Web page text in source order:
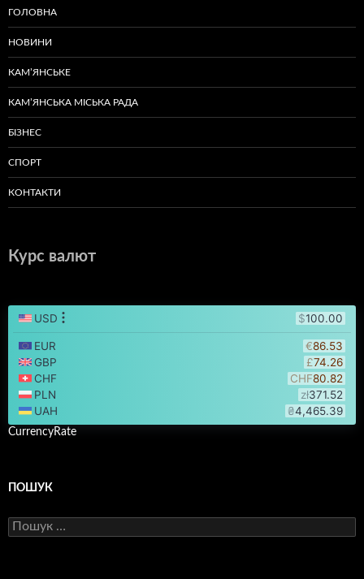
ГОЛОВНА
НОВИНИ
КАМ’ЯНСЬКЕ
КАМ’ЯНСЬКА МІСЬКА РАДА
БІЗНЕС
СПОРТ
КОНТАКТИ
Курс валют
CurrencyRate
ПОШУК
Пошук: